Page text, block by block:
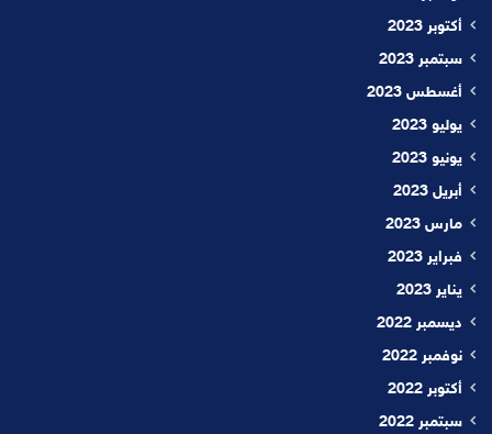
أكتوبر 2023
سبتمبر 2023
أغسطس 2023
يوليو 2023
يونيو 2023
أبريل 2023
مارس 2023
فبراير 2023
يناير 2023
ديسمبر 2022
نوفمبر 2022
أكتوبر 2022
سبتمبر 2022